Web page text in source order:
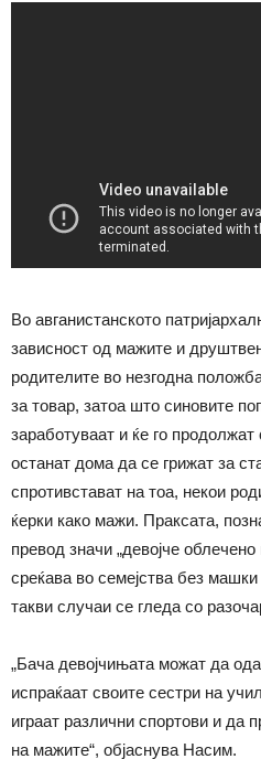
Во авганистанското
зависност од мажите и
родителите во незгодна
за товар, затоа што синовите
заработуваат и ќе го
останат дома да се грижат за
спротивстават на тоа, некои
ќерки како мажи. Праксата,
превод значи „девојче
среќава во семејства без
такви случаи се гледа со
„Бача девојчињата можат да
испраќаат своите сестри на
играат различни спортови и да
на мажите“, објаснува Насим.